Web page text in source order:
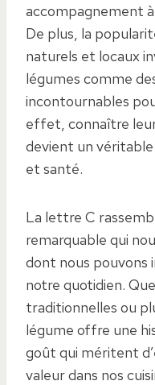
accompagnement
De plus, la
naturels et locaux
légumes comme
incontournables
effet, connaître
devient un
et santé.
La lettre C
remarquable qui
dont nous pouvons
notre quotidien.
traditionnelles ou
légume offre une
goût qui méritent
valeur dans nos